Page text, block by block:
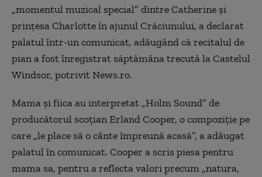
„momentul muzical special” dintre Catherine şi
prinţesa Charlotte în ajunul Crăciunului, a declarat
palatul într-un comunicat, adăugând că recitalul de
pian a fost înregistrat săptămâna trecută la Castelul
Windsor, potrivit News.ro.
Mama şi fiica au interpretat „Holm Sound” de
producătorul scoţian Erland Cooper, o compoziţie pe
care „le place să o cânte împreună acasă”, a adăugat
palatul în comunicat. Cooper a scris piesa pentru
mama sa, pentru a reflecta valori precum „natura,